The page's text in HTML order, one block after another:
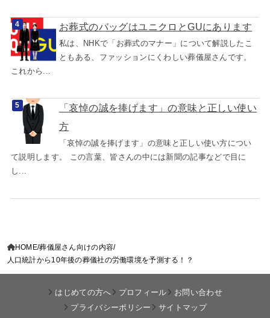
お葬式のバッグはユニクロとGUにあります
私は、NHKで「お葬式のマナー」について解説したこ
ともある、ファッションにくわしい葬儀屋さんです。
これから...
「哀悼の誠を捧げます」の意味と正しい使い
方
「哀悼の誠を捧げます」の意味と正しい使い方につい
て説明します。 この言葉、皆さんの中には新聞の記事などで目に
し...
HOME 葬儀屋さん向けの内容
人口統計から10年後の葬儀社の労働環境を予測する！？
はじめての方へ プロフィール
お問い合わせ
プライバシーポリシー
サイトマップ